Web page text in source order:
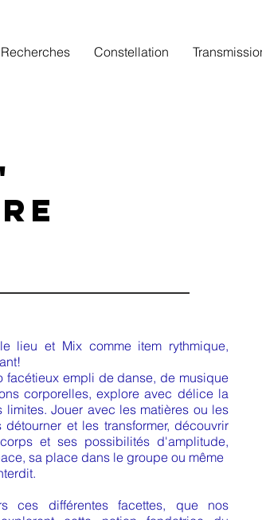
Recherches Constellation
lieu et Mix comme item rythmique,
facétieux empli de danse, de musique
corporelles, explore avec délice la
limites. Jouer avec les matières ou les
et les transformer, découvrir
et ses possibilités d'amplitude,
sa place dans le groupe ou même
ces différentes facettes, que nos